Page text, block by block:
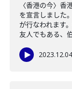
〈香港の今〉
を宣言しました
が行なわれます
友人でもある、
2023.12.04